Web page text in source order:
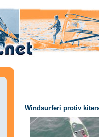
Windsurferi protiv